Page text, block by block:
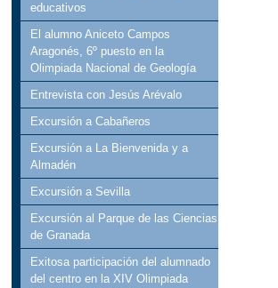
educativos
El alumno Aniceto Campos
Aragonés, 6º puesto en la
Olimpiada Nacional de Geología
Entrevista con Jesús Arévalo
Excursión a Cabañeros
Excursión a La Bienvenida y a
Almadén
Excursión a Sevilla
Excursión al Parque de las Ciencias
de Granada
Exitosa participación del alumnado
del centro en la XIV Olimpiada